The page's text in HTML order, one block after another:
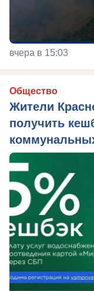
вчера в 15:03
Общество
Жители
получить